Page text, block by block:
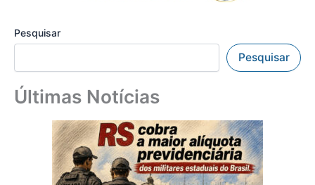
Pesquisar
Pesquisar
Últimas Notícias